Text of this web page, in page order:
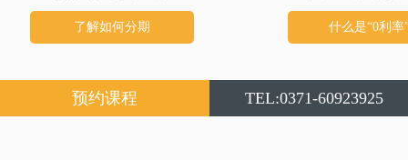
了解如何分期 什么是“0利率
预约课程 TEL:0371-60923925